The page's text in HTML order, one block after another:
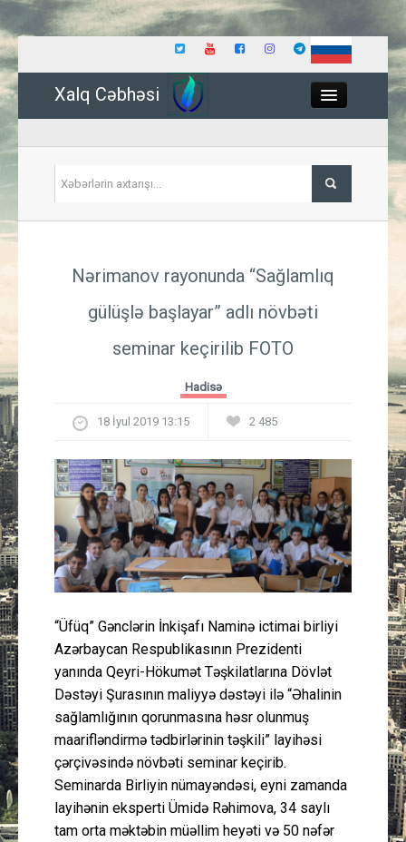
Xalq Cəbhəsi
İqtisadiyyat
Güney Azərbaycan
Mədəniyyət
Müsahibə
İdman
Gündəm
Cəmiyyət
Nərimanov rayonunda “Sağlamlıq
gülüşlə başlayar” adlı növbəti
seminar keçirilib FOTO
Hadisə
18 İyul 2019 13:15 2 485
“Üfüq” Gənclərin İnkişafı Naminə ictimai birliyi
Azərbaycan Respublikasının Prezidenti
yanında Qeyri-Hökumət Təşkilatlarına Dövlət
Dəstəyi Şurasının maliyyə dəstəyi ilə “Əhalinin
sağlamlığının qorunmasına həsr olunmuş
maarifləndirmə tədbirlərinin təşkili” layihəsi
çərçivəsində növbəti seminar keçirib.
Seminarda Birliyin nümayəndəsi, eyni zamanda
layihənin eksperti Ümidə Rəhimova, 34 saylı
tam orta məktəbin müəllim heyəti və 50 nəfər